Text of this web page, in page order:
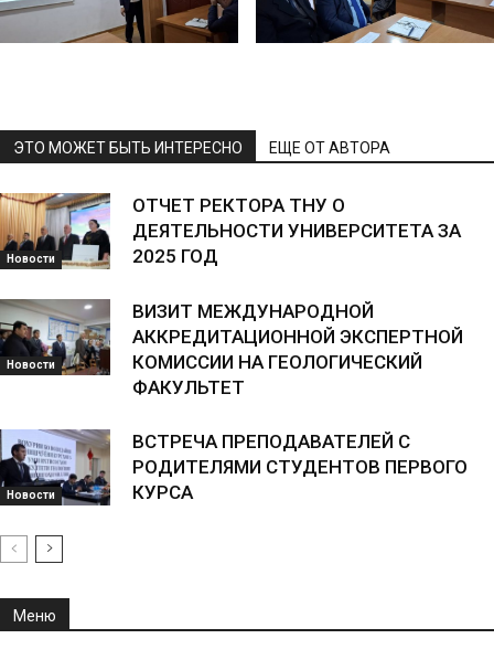
ЭТО МОЖЕТ БЫТЬ ИНТЕРЕСНО ЕЩЕ ОТ АВТОРА
Новости
ОТЧЕТ РЕКТОРА ТНУ О
ДЕЯТЕЛЬНОСТИ УНИВЕРСИТЕТА ЗА
2025 ГОД
Новости
ВИЗИТ МЕЖДУНАРОДНОЙ
АККРЕДИТАЦИОННОЙ ЭКСПЕРТНОЙ
КОМИССИИ НА ГЕОЛОГИЧЕСКИЙ
ФАКУЛЬТЕТ
Новости
ВСТРЕЧА ПРЕПОДАВАТЕЛЕЙ С
РОДИТЕЛЯМИ СТУДЕНТОВ ПЕРВОГО
КУРСА
Меню